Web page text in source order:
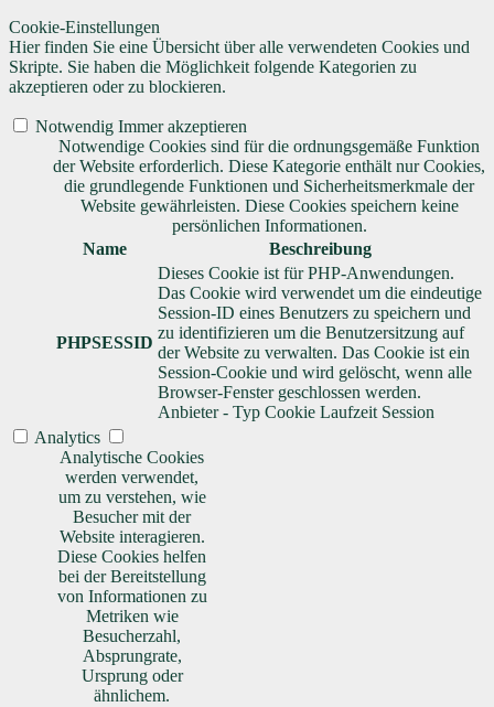
Cookie-Einstellungen
Hier finden Sie eine Übersicht über alle verwendeten Cookies und
Skripte. Sie haben die Möglichkeit folgende Kategorien zu
akzeptieren oder zu blockieren.
Notwendig Immer akzeptieren
Notwendige Cookies sind für die ordnungsgemäße Funktion
der Website erforderlich. Diese Kategorie enthält nur Cookies,
die grundlegende Funktionen und Sicherheitsmerkmale der
Website gewährleisten. Diese Cookies speichern keine
persönlichen Informationen.
Name
Beschreibung
PHPSESSID
Dieses Cookie ist für PHP-Anwendungen.
Das Cookie wird verwendet um die eindeutige
Session-ID eines Benutzers zu speichern und
zu identifizieren um die Benutzersitzung auf
der Website zu verwalten. Das Cookie ist ein
Session-Cookie und wird gelöscht, wenn alle
Browser-Fenster geschlossen werden.
Anbieter - Typ Cookie Laufzeit Session
Analytics
Analytische Cookies
werden verwendet,
um zu verstehen, wie
Besucher mit der
Website interagieren.
Diese Cookies helfen
bei der Bereitstellung
von Informationen zu
Metriken wie
Besucherzahl,
Absprungrate,
Ursprung oder
ähnlichem.